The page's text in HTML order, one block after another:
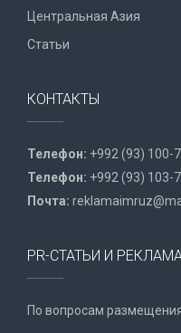
Центральная Азия
Статьи
КОНТАКТЫ
Телефон: +992 (93) 100-
Телефон: +992 (93) 103-
Почта:
PR-СТАТЬИ И
По вопросам